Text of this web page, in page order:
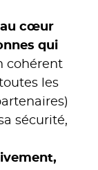
au cœur
qui
cohérent
les
sécurité,